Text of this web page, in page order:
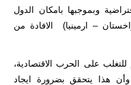
وبموجبها بامكان الدول
– ارمينيا) الافادة من
على الحرب الاقتصادية،
وأن هذا يتحقق بضرورة ايجاد